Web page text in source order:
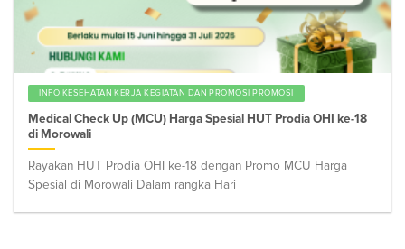
INFO KESEHATAN KERJA KEGIATAN DAN PROMOSI PROMOSI
Medical Check Up (MCU) Harga Spesial HUT Prodia OHI ke-18
di Morowali
Rayakan HUT Prodia OHI ke-18 dengan Promo MCU Harga
Spesial di Morowali Dalam rangka Hari